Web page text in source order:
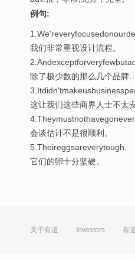
例句:
我们非常重视设计流程。
除了极少数的那么几个品
这让我们这些商界人士不太安
会谈估计不是很顺利。
5.Theireggsareverytough.
它们的卵十分坚硬。
关于有道 Investors 有